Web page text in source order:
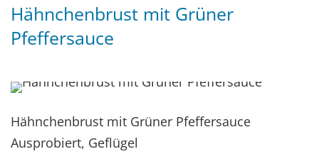
Hähnchenbrust mit Grüner
Pfeffersauce
Hähnchenbrust mit Grüner Pfeffersauce
Ausprobiert, Geflügel